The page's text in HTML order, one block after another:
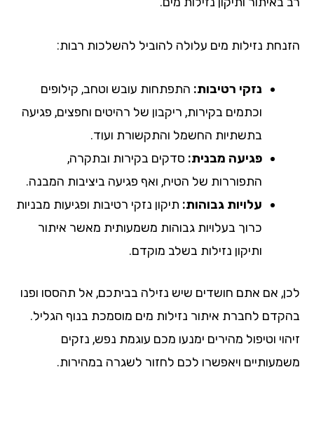
נזילות מים עלולה להוביל להשלכות רבות:
נזקי רטיבות:התפתחות עובש וטחב, קילופים
וכתמים בקירות, ריקבון של רהיטים וחפצים, פגיעה
בתשתיות החשמל והתקשורת ועוד.
פגיעה מבנית:סדקים בקירות ובתקרה,
התפוררות של הטיח, ואף פגיעה ביציבות המבנה.
עלויות גבוהות:תיקון נזקי רטיבות ופגיעות מבניות
כרוך בעלויות גבוהות משמעותית מאשר איתור
ותיקון נזילות בשלב מוקדם.
אם אתם חושדים שיש נזילה בביתכם, אל תהססו ופנו
לחברת איתור נזילות מים מוסמכת בנוף הגליל.
וטיפול מהירים ימנעו מכם עוגמת נפש, נזקים
ויאפשרו לכם לחזור לשגרה במהירות.